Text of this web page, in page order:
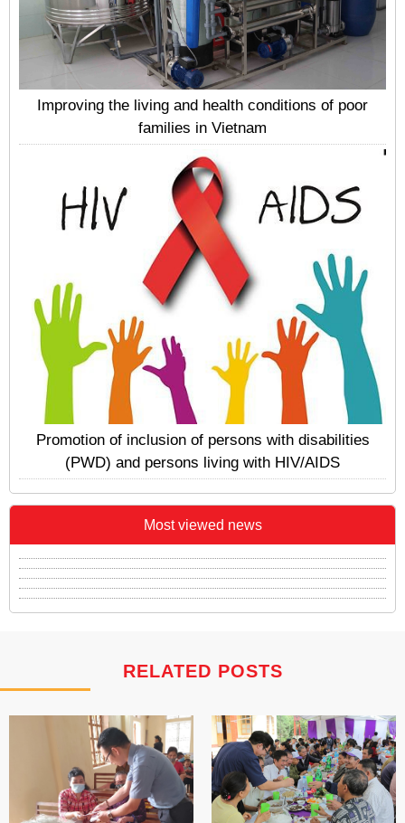
Improving the living and health conditions of poor
families in Vietnam
Promotion of inclusion of persons with disabilities
(PWD) and persons living with HIV/AIDS
Most viewed news
RELATED POSTS